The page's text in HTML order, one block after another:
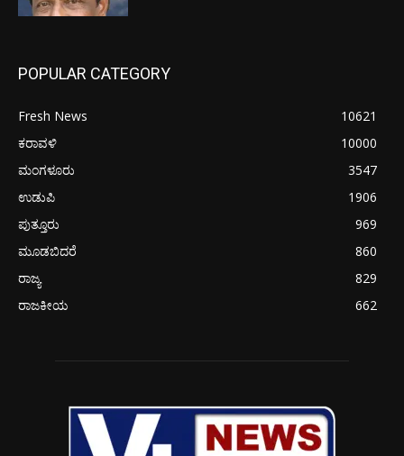
POPULAR CATEGORY
Fresh News
10621
ಕರಾವಳಿ
10000
ಮಂಗಳೂರು
3547
ಉಡುಪಿ
1906
ಪುತ್ತೂರು
969
ಮೂಡಬಿದರೆ
860
ರಾಜ್ಯ
829
ರಾಜಕೀಯ
662